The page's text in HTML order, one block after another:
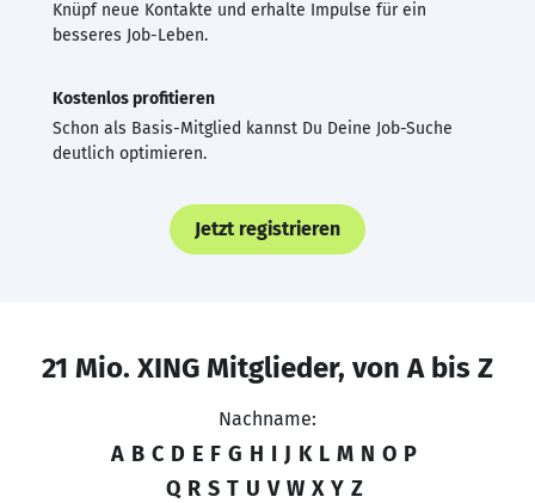
Knüpf neue Kontakte und erhalte Impulse für ein
besseres Job-Leben.
Kostenlos profitieren
Schon als Basis-Mitglied kannst Du Deine Job-Suche
deutlich optimieren.
Jetzt registrieren
21 Mio. XING Mitglieder, von A bis Z
Nachname:
A B C D E F G H I J K L M N O P
Q R S T U V W X Y Z